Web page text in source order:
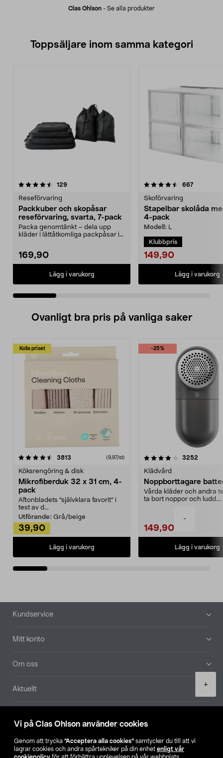
Vi på Clas Ohlson använder cookies
Genom att trycka ”Acceptera alla cookies” samtycker du till att vi
lagrar cookies och andra spårtekniker på din enhet enligt vår
-
+
Clas Ohlson - Se alla produkter
Toppsäljare inom samma kategori
129recensioner
Reseförvaring
Packkuber och skopåsar
reseförvaring, svarta, 7-pack
Packa genomtänkt – dela upp
kläder i lättåtkomliga packpåsar i
169,90
Lägg i varukorg
4.5 av 5 stjärnor 667
Skoförvaring
Stapelbar skolåda
4-pack
Optimera utrymmet i
Modell: L
Klubbpris
149,90
Lägg i varukorg
4.5 av 5 stjärnor
Ovanligt bra pris på vanliga saker
Kolla priset
3813 (9,97/st)
Köksrengöring & disk
Mikrofiberduk 32 x 31 cm, 4-
pack
Aftonbladets "självklara favorit” i
test av d...
Utförande: Grå/beige
39,90
Lägg i varukorg
-25%
4.0av 5 stjärnor 3252
Klädvård
Noppborttagare
Vårda kläder och andra
ta bort noppor och ludd.
149,90
Lägg i varukorg
4.5av 5 stjärnor
Sidfot
Kundservice
Mitt konto
Om oss
Aktuellt
Hitta butik